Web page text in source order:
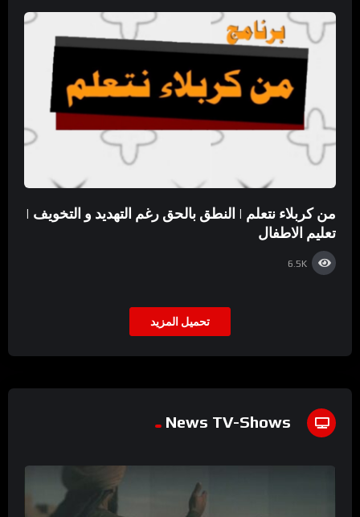
من كربلاء نتعلم | النطق بالحق رغم التهديد و التخويف |
تعليم الاطفال
6.5K
تحميل المزيد
News TV-Shows